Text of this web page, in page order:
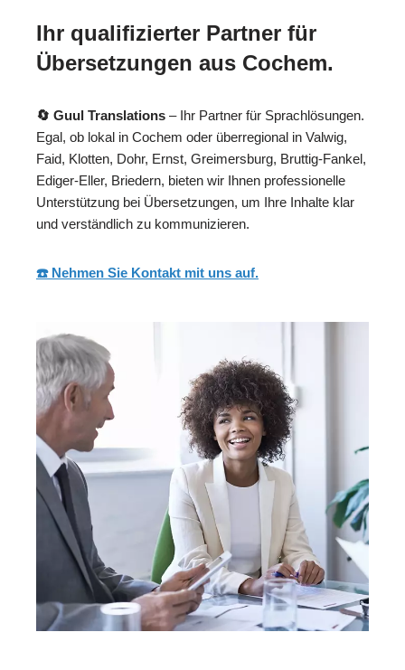
Ihr qualifizierter Partner für
Übersetzungen aus Cochem.
🔄 Guul Translations – Ihr Partner für Sprachlösungen.
Egal, ob lokal in Cochem oder überregional in Valwig,
Faid, Klotten, Dohr, Ernst, Greimersburg, Bruttig-Fankel,
Ediger-Eller, Briedern, bieten wir Ihnen professionelle
Unterstützung bei Übersetzungen, um Ihre Inhalte klar
und verständlich zu kommunizieren.
☎️ Nehmen Sie Kontakt mit uns auf.